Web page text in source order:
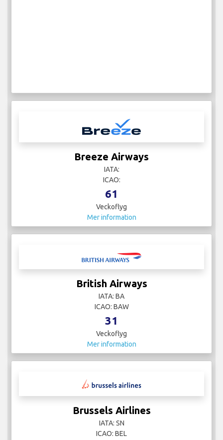
Breeze Airways
IATA:
ICAO:
61
Veckoflyg
Mer information
British Airways
IATA: BA
ICAO: BAW
31
Veckoflyg
Mer information
Brussels Airlines
IATA: SN
ICAO: BEL